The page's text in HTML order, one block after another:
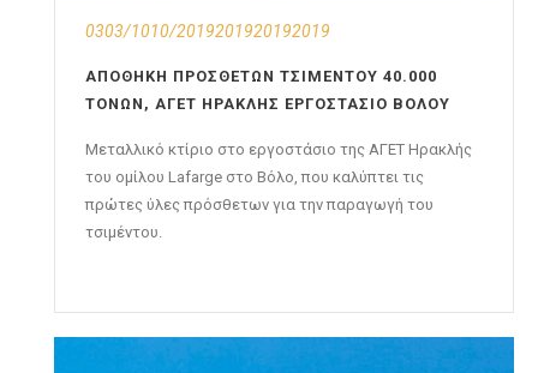
0303/1010/2019201920192019
ΑΠΟΘΉΚΗ ΠΡΟΣΘΈΤΩΝ ΤΣΙΜΈΝΤΟΥ 40.000
ΤΌΝΩΝ, ΑΓΕΤ ΗΡΑΚΛΉΣ ΕΡΓΟΣΤΆΣΙΟ ΒΌΛΟΥ
Μεταλλικό κτίριο στο εργοστάσιο της ΑΓΕΤ Ηρακλής
του ομίλου Lafarge στο Βόλο, που καλύπτει τις
πρώτες ύλες πρόσθετων για την παραγωγή του
τσιμέντου.